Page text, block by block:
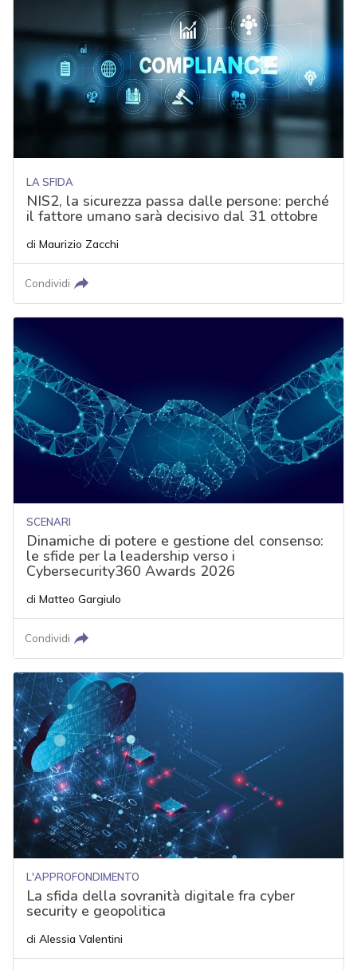
LA SFIDA
NIS2, la sicurezza passa dalle persone: perché
il fattore umano sarà decisivo dal 31 ottobre
di Maurizio Zacchi
Condividi
SCENARI
Dinamiche di potere e gestione del consenso:
le sfide per la leadership verso i
Cybersecurity360 Awards 2026
di Matteo Gargiulo
Condividi
L'APPROFONDIMENTO
La sfida della sovranità digitale fra cyber
security e geopolitica
di Alessia Valentini